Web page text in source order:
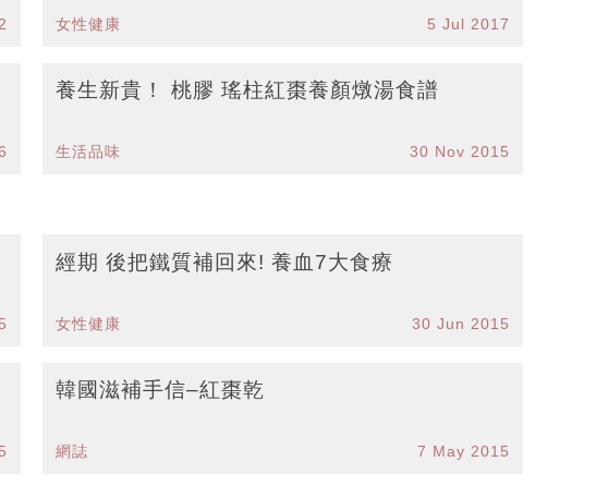
女性健康 5 Jul 2017
養生新貴！ 桃膠 瑤柱紅棗養顏燉湯食譜
生活品味 30 Nov 2015
經期 後把鐵質補回來! 養血7大食療
女性健康 30 Jun 2015
韓國滋補手信–紅棗乾
網誌 7 May 2015